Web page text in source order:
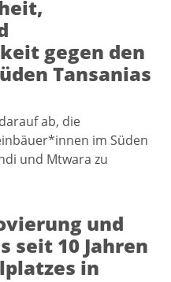
gegen den
Tansanias
ab, die
im Süden
und Mtwara zu
und
seit 10 Jahren
in